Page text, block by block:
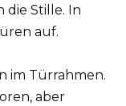
Stille. In
auf.
im Türrahmen.
aber